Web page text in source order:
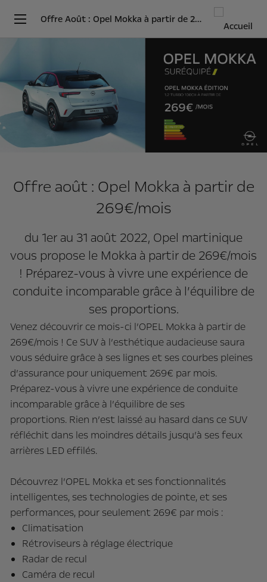
Offre Août : Opel Mokka à partir de 269€/mois
Offre août : Opel Mokka à partir de
269€/mois
du 1er au 31 août 2022, Opel martinique
vous propose le Mokka à partir de 269€/mois
! Préparez-vous à vivre une expérience de
conduite incomparable grâce à l’équilibre de
ses proportions.
Venez découvrir ce mois-ci l’OPEL Mokka à partir de
269€/mois ! Ce SUV à l’esthétique audacieuse saura
vous séduire grâce à ses lignes et ses courbes pleines
d’assurance pour uniquement 269€ par mois.
Préparez-vous à vivre une expérience de conduite
incomparable grâce à l’équilibre de ses
proportions. Rien n’est laissé au hasard dans ce SUV
réfléchit dans les moindres détails jusqu’à ses feux
arrières LED effilés.
Découvrez l’OPEL Mokka et ses fonctionnalités
intelligentes, ses technologies de pointe, et ses
performances, pour seulement 269€ par mois :
Climatisation
Rétroviseurs à réglage électrique
Radar de recul
Caméra de recul